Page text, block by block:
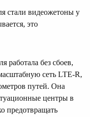
стали видеожетоны у
это
работала без сбоев,
сеть LTE-R,
путей. Она
центры в
предотвращать